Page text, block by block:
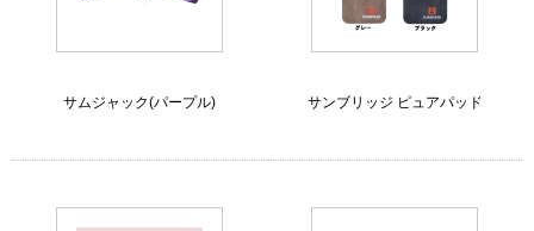
サムジャック(パープル) サンブリッジ ピュアパッド